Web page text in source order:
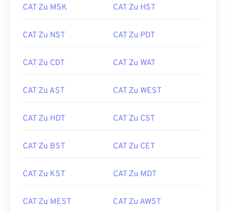
CAT Zu MSK CAT Zu HST
CAT Zu NST CAT Zu PDT
CAT Zu CDT CAT Zu WAT
CAT Zu AST CAT Zu WEST
CAT Zu HDT CAT Zu CST
CAT Zu BST CAT Zu CET
CAT Zu KST CAT Zu MDT
CAT Zu MEST CAT Zu AWST